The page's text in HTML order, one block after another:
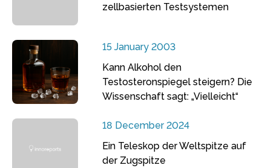
zellbasierten Testsystemen
15 January 2003
Kann Alkohol den
Testosteronspiegel steigern? Die
Wissenschaft sagt: „Vielleicht“
18 December 2024
Ein Teleskop der Weltspitze auf
der Zugspitze